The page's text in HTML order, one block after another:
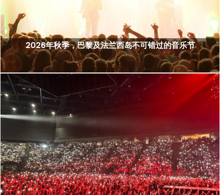
2026年秋季，巴黎及法兰西岛不可错过的音乐节